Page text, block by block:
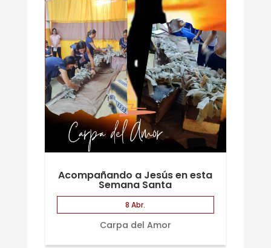
Acompañando a Jesús en esta
Semana Santa
8 Abr.
Carpa del Amor